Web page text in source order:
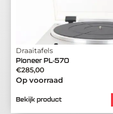
Draaitafels
Pioneer PL-570
€285,00
Op voorraad
Bekijk product